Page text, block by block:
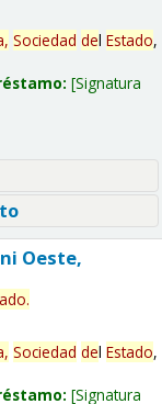
Sociedad del Estado,
Signatura
Oeste,
.
Sociedad del Estado,
Signatura